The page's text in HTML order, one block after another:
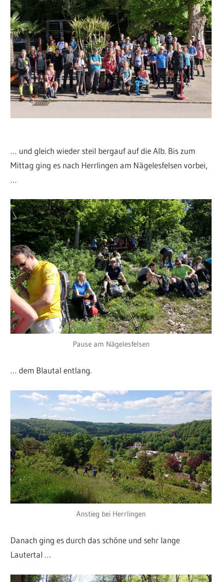
… und gleich wieder steil bergauf auf die Alb. Bis zum
Mittag ging es nach Herrlingen am Nägelesfelsen vorbei,
…
Pause am Nägelesfelsen
… dem Blautal entlang.
Anstieg bei Herrlingen
Danach ging es durch das schöne und sehr lange
Lautertal …